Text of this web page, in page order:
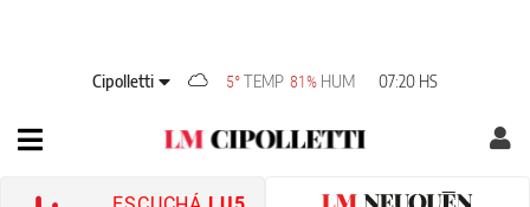
Cipolletti 5° TEMP 81% HUM 07:20 HS